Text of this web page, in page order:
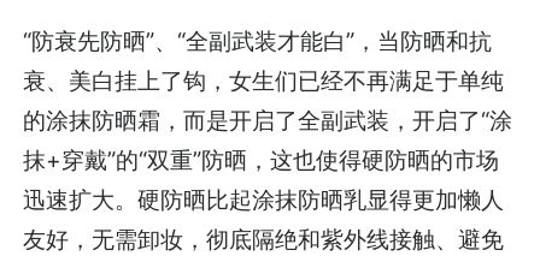
“防衰先防晒”、“全副武装才能白”，当防晒和抗
衰、美白挂上了钩，女生们已经不再满足于单纯
的涂抹防晒霜，而是开启了全副武装，开启了“涂
抹+穿戴”的“双重”防晒，这也使得硬防晒的市场
迅速扩大。硬防晒比起涂抹防晒乳显得更加懒人
友好，无需卸妆，彻底隔绝和紫外线接触、避免